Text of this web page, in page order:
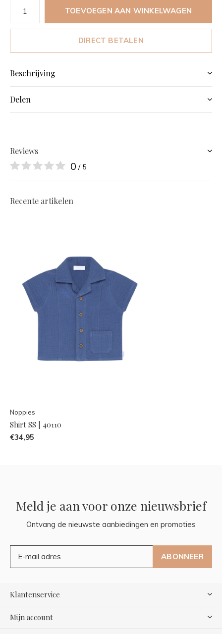
TOEVOEGEN AAN WINKELWAGEN
DIRECT BETALEN
Beschrijving
Delen
Reviews
0 / 5
Recente artikelen
Noppies
Shirt SS | 40110
€34,95
Meld je aan voor onze nieuwsbrief
Ontvang de nieuwste aanbiedingen en promoties
ABONNEER
Klantenservice
Mijn account